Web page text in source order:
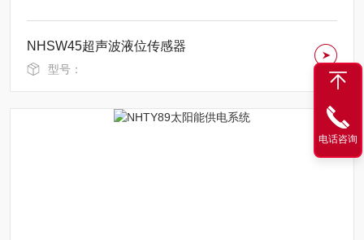
NHSW45超声波液位传感器
型号：
电话咨询